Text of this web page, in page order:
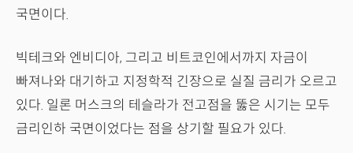
국면이다.
빅테크와 엔비디아, 그리고 비트코인에서까지 자금이
빠져나와 대기하고 지정학적 긴장으로 실질 금리가 오르고
있다. 일론 머스크의 테슬라가 전고점을 뚫은 시기는 모두
금리인하 국면이었다는 점을 상기할 필요가 있다.